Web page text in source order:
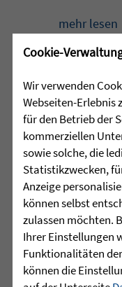
mehr lesen
29.07.2026 |•
220
Arnach
war
Eine Woche
ganz
haben die
und der
Cookie-
Wir verwenden
Webseiten-Erlebnis
für den Betrieb der
kommerziellen
sowie solche, die
Statistikzwecken,
Anzeige
können selbst
zulassen möchten.
Ihrer Einstellungen
Funktionalitäten
können die